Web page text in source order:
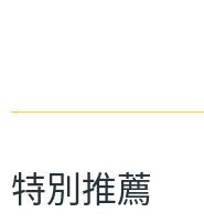
特別推薦